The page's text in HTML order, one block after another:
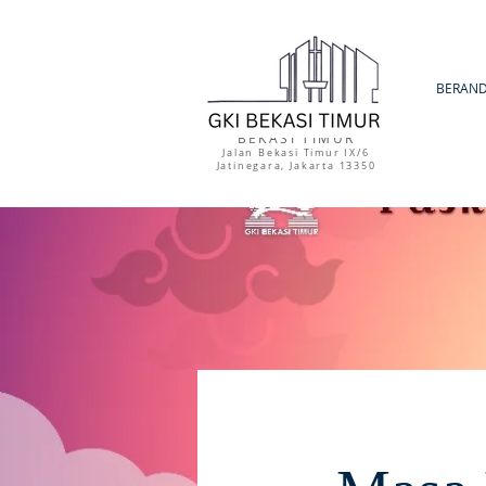
GKI
BEKASI TIMUR
Jalan Bekasi Timur IX/6
Jatinegara, Jakarta 13350